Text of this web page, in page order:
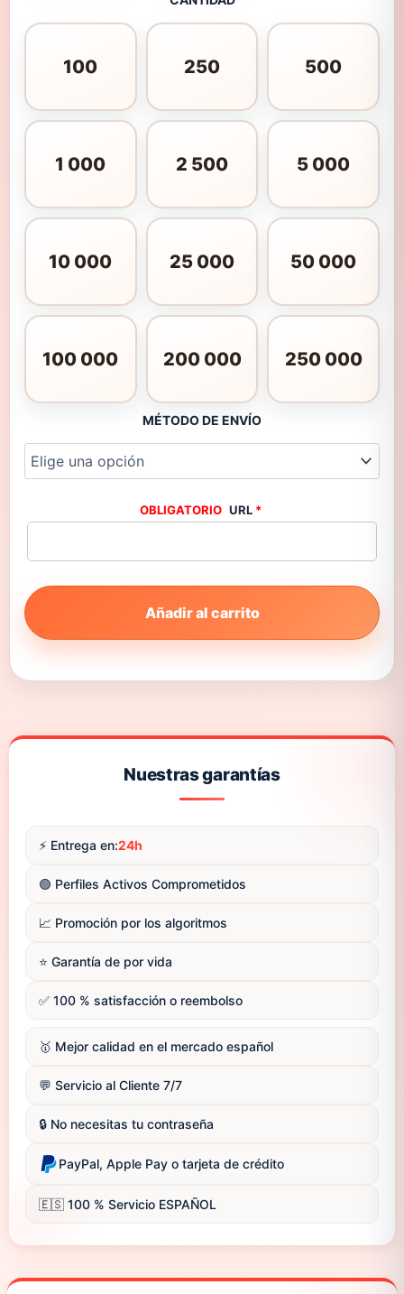
100 250 500
1 000 2 500 5 000
10 000 25 000 50 000
100 000 200 000 250 000
MÉTODO DE ENVÍO
URL *
Añadir al carrito
Nuestras garantías
⚡️ Entrega en:24h
🟢 Perfiles Activos Comprometidos
📈 Promoción por los algoritmos
⭐️ Garantía de por vida
✅ 100 % satisfacción o reembolso
🥇 Mejor calidad en el mercado español
💬 Servicio al Cliente 7/7
🔒 No necesitas tu contraseña
PayPal, Apple Pay o tarjeta de crédito
🇪🇸 100 % Servicio ESPAÑOL